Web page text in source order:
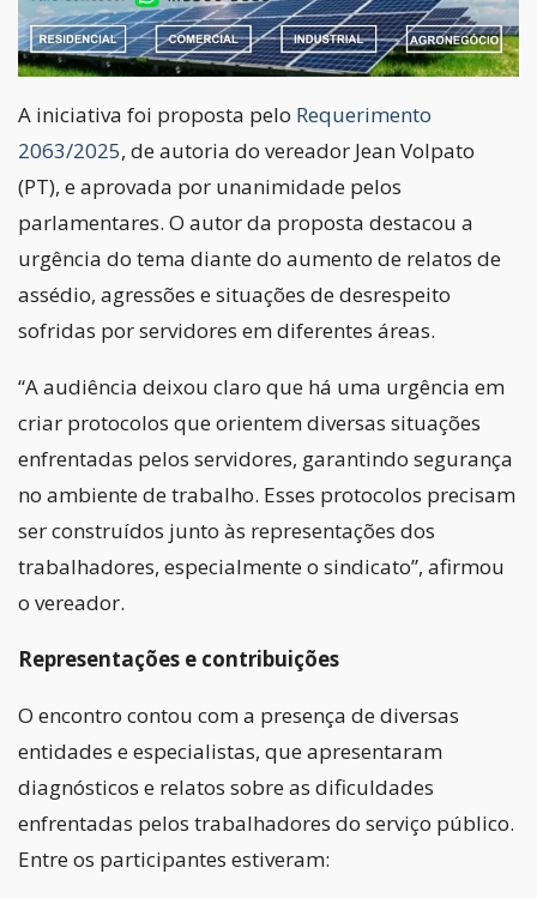
A iniciativa foi proposta pelo Requerimento
2063/2025, de autoria do vereador Jean Volpato
(PT), e aprovada por unanimidade pelos
parlamentares. O autor da proposta destacou a
urgência do tema diante do aumento de relatos de
assédio, agressões e situações de desrespeito
sofridas por servidores em diferentes áreas.
“A audiência deixou claro que há uma urgência em
criar protocolos que orientem diversas situações
enfrentadas pelos servidores, garantindo segurança
no ambiente de trabalho. Esses protocolos precisam
ser construídos junto às representações dos
trabalhadores, especialmente o sindicato”, afirmou
o vereador.
Representações e contribuições
O encontro contou com a presença de diversas
entidades e especialistas, que apresentaram
diagnósticos e relatos sobre as dificuldades
enfrentadas pelos trabalhadores do serviço público.
Entre os participantes estiveram: